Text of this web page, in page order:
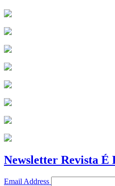
Newsletter Revista É
Email Address